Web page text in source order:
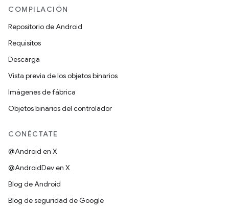
COMPILACIÓN
Repositorio de Android
Requisitos
Descarga
Vista previa de los objetos binarios
Imágenes de fábrica
Objetos binarios del controlador
CONÉCTATE
@Android en X
@AndroidDev en X
Blog de Android
Blog de seguridad de Google